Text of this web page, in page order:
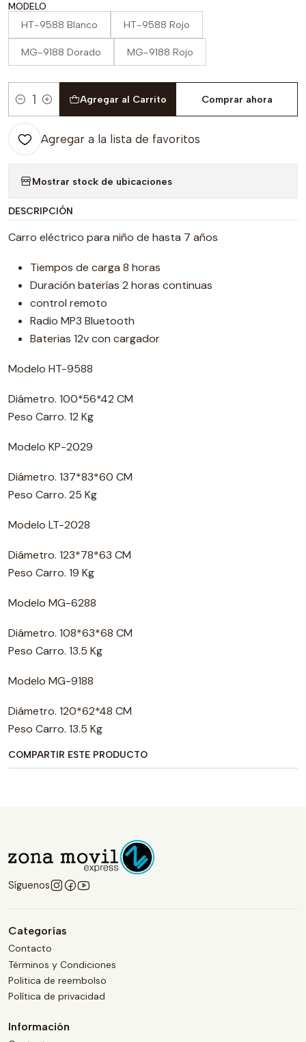
MODELO
HT-9588 Blanco HT-9588 Rojo
MG-9188 Dorado MG-9188 Rojo
Cantidad
Agregar al Carrito Comprar ahora
Agregar a la lista de favoritos
Mostrar stock de ubicaciones
DESCRIPCIÓN
Carro eléctrico para niño de hasta 7 años
Tiempos de carga 8 horas
Duración baterías 2 horas continuas
control remoto
Radio MP3 Bluetooth
Baterias 12v con cargador
Modelo HT-9588
Diámetro. 100*56*42 CM
Peso Carro. 12 Kg
Modelo KP-2029
Diámetro. 137*83*60 CM
Peso Carro. 25 Kg
Modelo LT-2028
Diámetro. 123*78*63 CM
Peso Carro. 19 Kg
Modelo MG-6288
Diámetro. 108*63*68 CM
Peso Carro. 13.5 Kg
Modelo MG-9188
Diámetro. 120*62*48 CM
Peso Carro. 13.5 Kg
COMPARTIR ESTE PRODUCTO
Síguenos
Categorías
Contacto
Términos y Condiciones
Politica de reembolso
Política de privacidad
Información